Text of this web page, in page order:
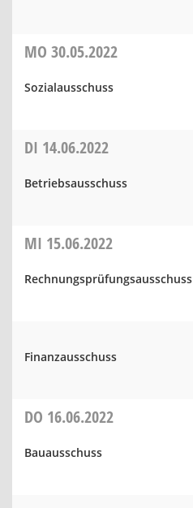
MO 30.05.2022
Sozialausschuss
DI 14.06.2022
Betriebsausschuss
MI 15.06.2022
Rechnungsprüfungsausschuss
Finanzausschuss
DO 16.06.2022
Bauausschuss